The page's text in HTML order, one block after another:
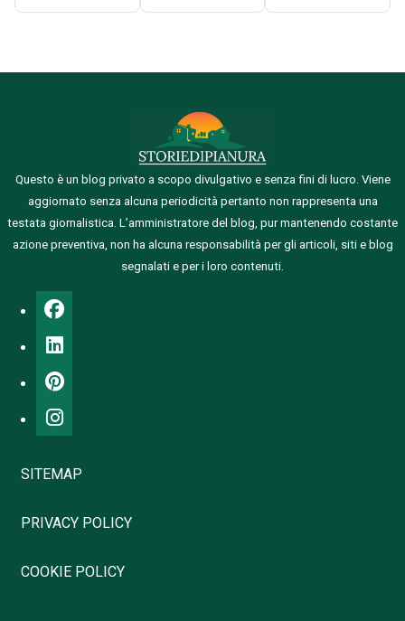
Questo è un blog privato a scopo divulgativo e senza fini di lucro. Viene
aggiornato senza alcuna periodicità pertanto non rappresenta una
testata giornalistica. L’amministratore del blog, pur mantenendo costante
azione preventiva, non ha alcuna responsabilità per gli articoli, siti e blog
segnalati e per i loro contenuti.
SITEMAP
PRIVACY POLICY
COOKIE POLICY